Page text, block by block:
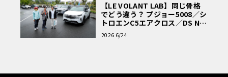
【LE VOLANT LAB】同じ骨格
でどう違う？ プジョー5008／シ
トロエンC5エアクロス／DS Nº4
読者一気乗りレポート
2026 6/24